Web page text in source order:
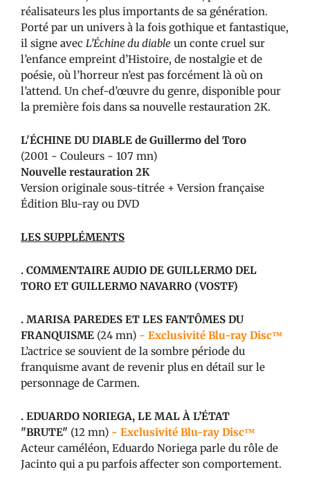
réalisateurs les plus importants de sa génération.
Porté par un univers à la fois gothique et fantastique,
il signe avec L’Échine du diable un conte cruel sur
l’enfance empreint d’Histoire, de nostalgie et de
poésie, où l’horreur n’est pas forcément là où on
l’attend. Un chef-d’œuvre du genre, disponible pour
la première fois dans sa nouvelle restauration 2K.
L'ÉCHINE DU DIABLE de Guillermo del Toro
(2001 - Couleurs - 107 mn)
Nouvelle restauration 2K
Version originale sous-titrée + Version française
Édition Blu-ray ou DVD
LES SUPPLÉMENTS
. COMMENTAIRE AUDIO DE GUILLERMO DEL
TORO ET GUILLERMO NAVARRO (VOSTF)
. MARISA PAREDES ET LES FANTÔMES DU
FRANQUISME (24 mn) - Exclusivité Blu-ray Disc™
L’actrice se souvient de la sombre période du
franquisme avant de revenir plus en détail sur le
personnage de Carmen.
. EDUARDO NORIEGA, LE MAL À L’ÉTAT
"BRUTE" (12 mn) - Exclusivité Blu-ray Disc™
Acteur caméléon, Eduardo Noriega parle du rôle de
Jacinto qui a pu parfois affecter son comportement.